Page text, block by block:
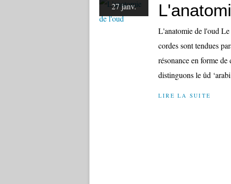
27 janv.
L'anatomie de l'oud Le
cordes sont tendues
résonance en forme
distinguons le ûd
LIRE LA SUITE